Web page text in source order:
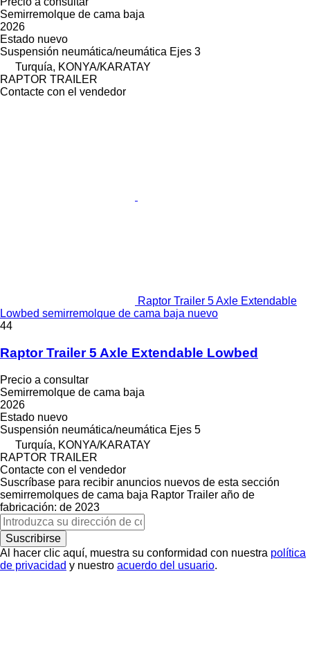
Semirremolque de cama baja
2026
Estado nuevo
Suspensión neumática/neumática Ejes 3
Turquía, KONYA/KARATAY
RAPTOR TRAILER
Contacte con el vendedor
Raptor Trailer 5 Axle Extendable
Lowbed semirremolque de cama baja nuevo
44
Raptor Trailer 5 Axle Extendable Lowbed
Precio a consultar
Semirremolque de cama baja
2026
Estado nuevo
Suspensión neumática/neumática Ejes 5
Turquía, KONYA/KARATAY
RAPTOR TRAILER
Contacte con el vendedor
Suscríbase para recibir anuncios nuevos de esta sección
semirremolques de cama baja Raptor Trailer año de
fabricación: de 2023
Suscribirse
Al hacer clic aquí, muestra su conformidad con nuestra política
de privacidad y nuestro acuerdo del usuario.